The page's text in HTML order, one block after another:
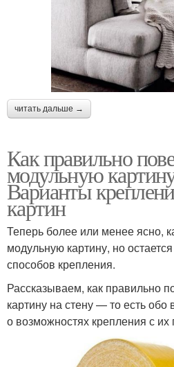
читать дальше →
Как правильно
модульную
Варианты
картин
Теперь более или менее ясно,
модульную картину, но
способов крепления.
Рассказываем, как правильно
картину на стену — то есть обо
о возможностях крепления с